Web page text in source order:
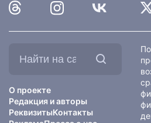
О проекте
Редакция и авторы
РеквизитыКонтакты